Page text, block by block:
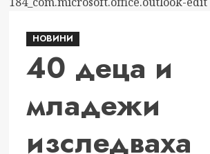
ПРЕДСТАВЯ
MYVIEW
SMART
НОВ
ЗА
НОВИНИ
40 деца и
младежи
изследваха